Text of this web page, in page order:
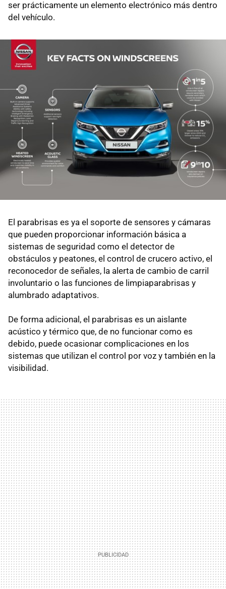
ser prácticamente un elemento electrónico más dentro
del vehículo.
El parabrisas es ya el soporte de sensores y cámaras
que pueden proporcionar información básica a
sistemas de seguridad como el detector de
obstáculos y peatones, el control de crucero activo, el
reconocedor de señales, la alerta de cambio de carril
involuntario o las funciones de limpiaparabrisas y
alumbrado adaptativos.
De forma adicional, el parabrisas es un aislante
acústico y térmico que, de no funcionar como es
debido, puede ocasionar complicaciones en los
sistemas que utilizan el control por voz y también en la
visibilidad.